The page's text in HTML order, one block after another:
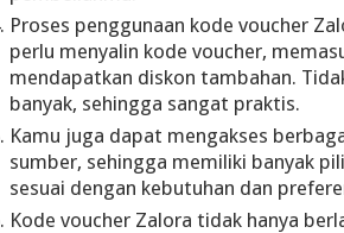
Proses penggunaan kode voucher
perlu menyalin kode voucher,
mendapatkan diskon tambahan.
banyak, sehingga sangat praktis.
Kamu juga dapat mengakses
sumber, sehingga memiliki banyak
sesuai dengan kebutuhan dan
Kode voucher Zalora tidak hanya